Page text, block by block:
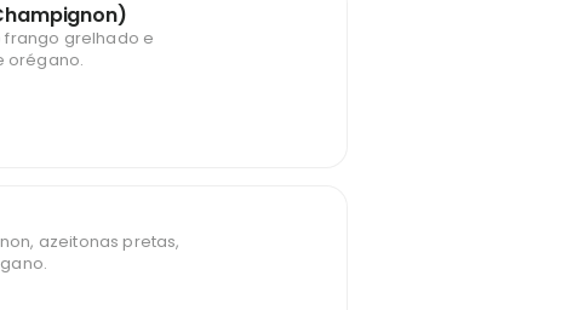
frango grelhado e
orégano.
azeitonas pretas,